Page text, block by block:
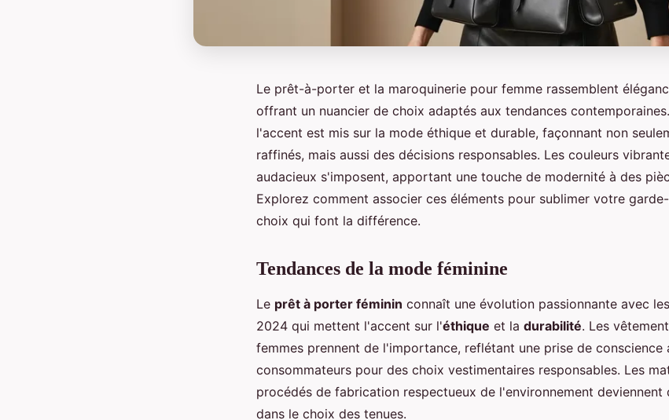
Le prêt-à-porter et la maroquinerie pour femme rassemblent
offrant un nuancier de choix adaptés aux tendances
l'accent est mis sur la mode éthique et durable, façonnant non
raffinés, mais aussi des décisions responsables. Les couleurs
audacieux s'imposent, apportant une touche de modernité à des
Explorez comment associer ces éléments pour sublimer votre
choix qui font la différence.
Tendances de la mode féminine
Le prêt à porter féminin connaît une évolution passionnante avec
2024 qui mettent l'accent sur l'éthique et la durabilité. Les
femmes prennent de l'importance, reflétant une prise de conscience
consommateurs pour des choix vestimentaires responsables. Les
procédés de fabrication respectueux de l'environnement deviennent
dans le choix des tenues.